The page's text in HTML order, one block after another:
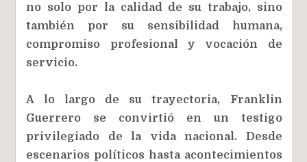
no solo por la calidad de su trabajo, sino
también por su sensibilidad humana,
compromiso profesional y vocación de
servicio.
A lo largo de su trayectoria, Franklin
Guerrero se convirtió en un testigo
privilegiado de la vida nacional. Desde
escenarios políticos hasta acontecimientos